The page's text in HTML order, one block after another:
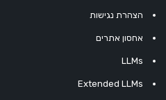
הצהרת נגישות
אחסון אתרים
LLMs
Extended LLMs